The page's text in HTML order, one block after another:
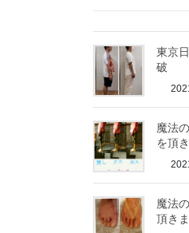
東京
破
魔法
を頂
魔法
頂き